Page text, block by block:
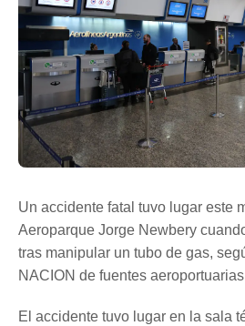
Un accidente fatal tuvo lugar este
Aeroparque Jorge Newbery
tras manipular un tubo de gas,
NACION de fuentes
El accidente tuvo lugar en la sala